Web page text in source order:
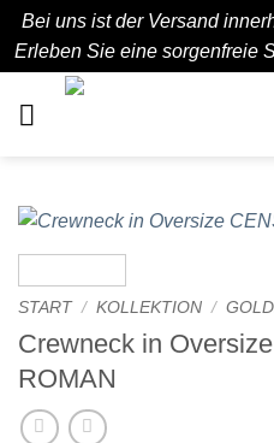
Bei uns ist der Versand
Erleben Sie eine sorgenfreie
START / KOLLEKTION /
Crewneck in
ROMAN